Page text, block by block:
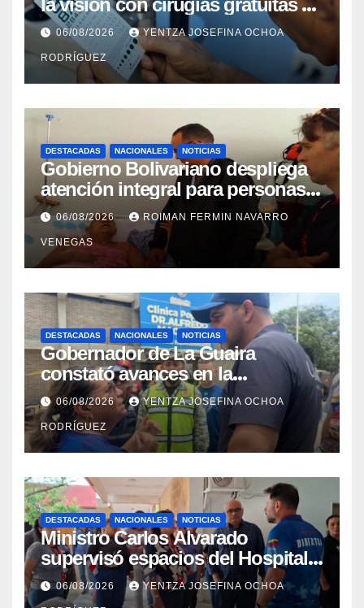
cataratas en Zulia
06/08/2026 YENTZA JOSEFINA OCHOA
RODRÍGUEZ
DESTACADAS NACIONALES NOTICIAS
Gobierno Bolivariano despliega
atención integral para personas
con discapacidad en
campamentos de La Guaira
06/08/2026 ROIMAN FERMIN NAVARRO
VENEGAS
DESTACADAS NACIONALES NOTICIAS
Gobernador de La Guaira
constató avances en la
rehabilitación del Hospitalito de
Catia la Mar
06/08/2026 YENTZA JOSEFINA OCHOA
RODRÍGUEZ
DESTACADAS NACIONALES NOTICIAS
Ministro Carlos Alvarado
supervisó espacios del Hospital
Dermatológico Dr. Martín Vegas
en La Guaira
06/08/2026 YENTZA JOSEFINA OCHOA